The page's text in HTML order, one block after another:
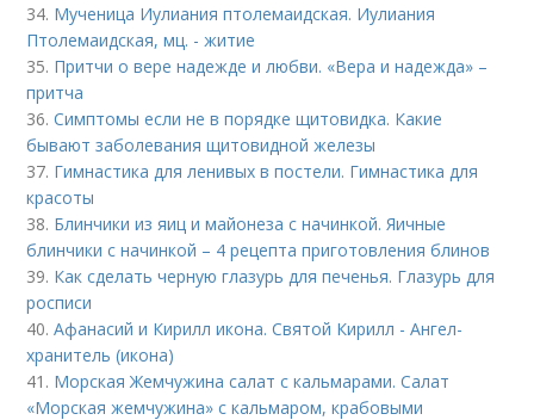
34. Мученица Иулиания птолемаидская. Иулиания
Птолемаидская, мц. - житие
35. Притчи о вере надежде и любви. «Вера и надежда» –
притча
36.Симптомы если не в порядке щитовидка. Какие
бывают заболевания щитовидной железы
37. Гимнастика для ленивых в постели. Гимнастика для
красоты
38. Блинчики из яиц и майонеза с начинкой. Яичные
блинчики с начинкой – 4 рецепта приготовления блинов
39. Как сделать черную глазурь для печенья. Глазурь для
росписи
40.Афанасий и Кирилл икона. Святой Кирилл - Ангел-
хранитель (икона)
41. Морская Жемчужина салат с кальмарами. Салат
«Морская жемчужина» с кальмаром, крабовыми